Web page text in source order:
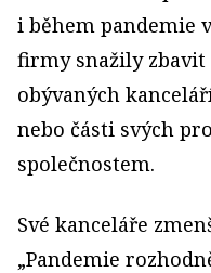
i během pandemie
firmy snažily
obývaných
nebo části svých
společnostem.
Své kanceláře
„Pandemie